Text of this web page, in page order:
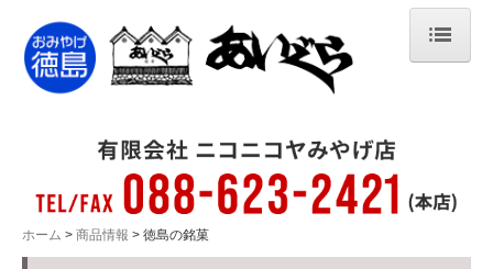
ホーム
中四国限定のあのお菓子
ホーム 商品情報 徳島の銘菓